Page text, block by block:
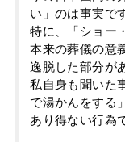
い」のは事実で
特に、「ショー
本来の葬儀の意
逸脱した部分が
私自身も聞いた
で湯かんをする
あり得ない行為